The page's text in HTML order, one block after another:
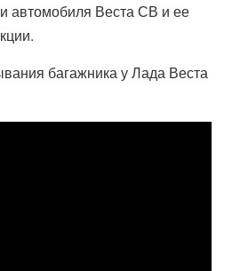
автомобиля Веста СВ и ее
багажника у Лада Веста